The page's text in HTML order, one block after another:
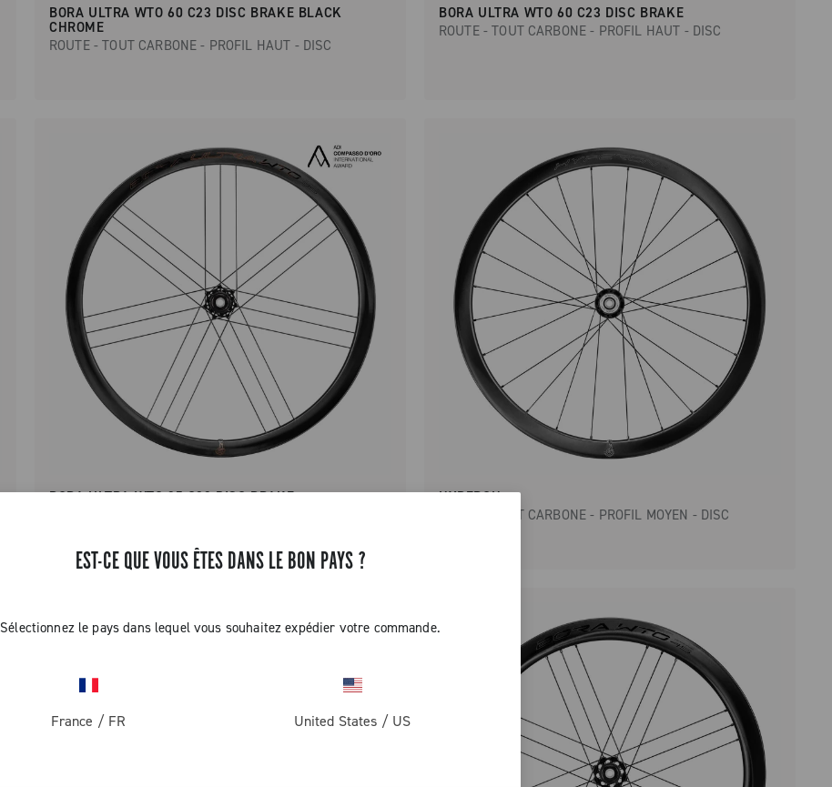
EST-CE QUE VOUS ÊTES DANS LE BON PAYS ?
Sélectionnez le pays dans lequel vous souhaitez expédier votre commande.
France / FR United States / US
BORA ULTRA WTO 60 C23 DISC BRAKE BLACK
CHROME
ROUTE - TOUT CARBONE - PROFIL HAUT - DISC
BORA ULTRA WTO 60 C23 DISC BRAKE
ROUTE - TOUT CARBONE - PROFIL HAUT - DISC
BORA ULTRA WTO 35 C23 DISC BRAKE
HYPERON
ROUTE - TOUT CARBONE - PROFIL MOYEN - DISC